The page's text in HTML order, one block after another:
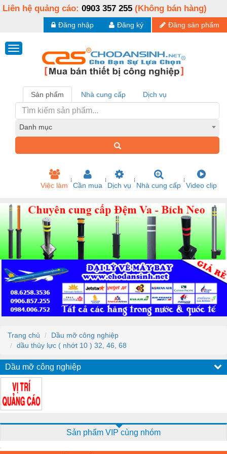
Liên hệ quảng cáo: 0903 357 255 (Không bán hàng)
Đăng sản phẩm
Đăng ký
Đăng nhập
Sản phẩm Nhà cung cấp Dịch vụ
Danh mục
Việc làm Cần mua Dịch vụ Nhà cung cấp Video clip
Trang chủ
Dầu mỡ công nghiệp
dầu thủy lực ( nhớt 10 ) 32, 46, 68
Dầu mỡ công nghiệp
Sản phẩm VIP cùng nhóm